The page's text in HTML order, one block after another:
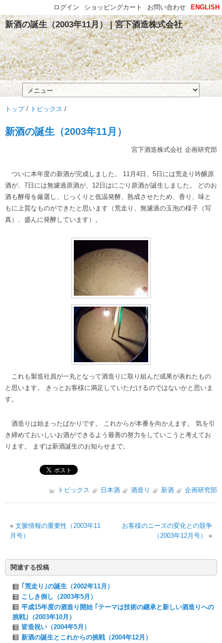
新酒の誕生（2003年11月） | 宮下酒造株式会社
トップ/ トピックス /
新酒の誕生（2003年11月）
宮下酒造株式会社 企画研究部
ついに本年度の新酒が完成しました。 11月4日、5日には荒走り吟醸原
酒が、7日には無濾過原酒が、12日はにごり原酒が誕生しました。 どのお
酒も酵母を厳選し、じっくりと低温発酵、熟成させたため、香り、味と
もに上質なものができたと思います（荒走り、無濾過の玉泡の様子（写
真）、盛んに発酵しています）。
これも製造社員が一丸となって酒造りに取り組んだ成果が表れたもの
と思います。 きっとお客様に満足していただけるのではないかと思いま
す。
酒造りは始まったばかりです。 これからが本番を向かえます。 気を引
き締めておいしいお酒ができるよう最善の努力をしていこうと考えてお
ります。 まずは新酒誕生のお知らせまで。
トピックス 日本酒 酒造り 新酒 企画研究部
« 文脈情報の重要性（2003年11
月号）
お客様のニーズの変化との競争
（2003年12月号）
»
関連する投稿
｢荒走り｣の誕生（2002年11月）
こしき倒し（2003年5月）
平成15年度の酒造り開始 ｢テーマは技術の継承と新しい酒造りへの
挑戦｣（2003年10月）
皆造祝い（2004年5月）
新酒の誕生とこれからの挑戦（2004年12月）
ENGLISH
お問い合わせ
ショッピングカート
ログイン